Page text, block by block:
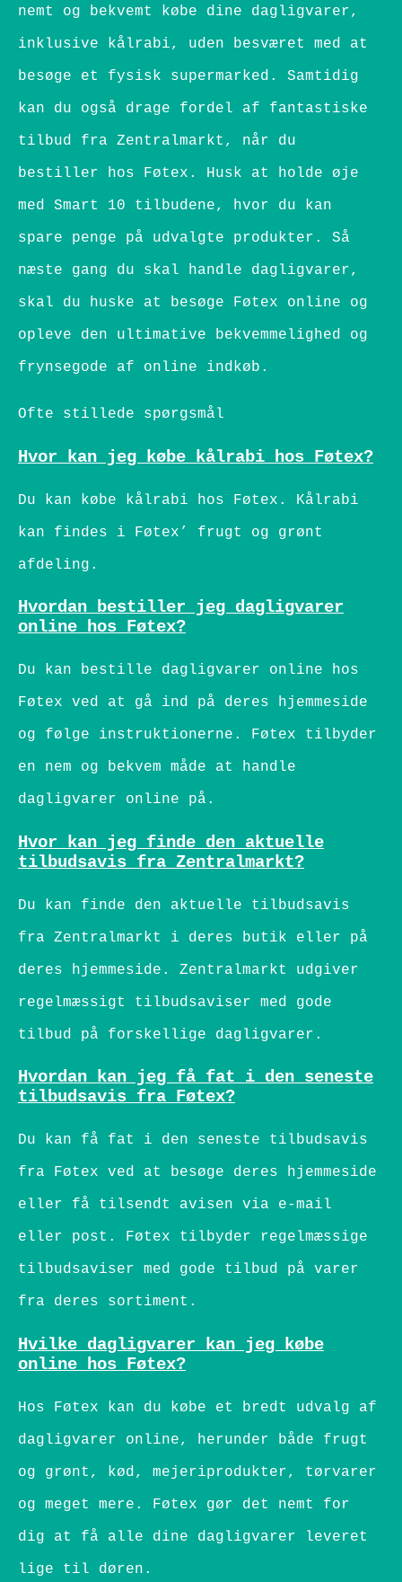
nemt og bekvemt købe dine dagligvarer,
inklusive kålrabi, uden besværet med at
besøge et fysisk supermarked. Samtidig
kan du også drage fordel af fantastiske
tilbud fra Zentralmarkt, når du
bestiller hos Føtex. Husk at holde øje
med Smart 10 tilbudene, hvor du kan
spare penge på udvalgte produkter. Så
næste gang du skal handle dagligvarer,
skal du huske at besøge Føtex online og
opleve den ultimative bekvemmelighed og
frynsegode af online indkøb.
Ofte stillede spørgsmål
Hvor kan jeg købe kålrabi hos Føtex?
Du kan købe kålrabi hos Føtex. Kålrabi
kan findes i Føtex’ frugt og grønt
afdeling.
Hvordan bestiller jeg dagligvarer
online hos Føtex?
Du kan bestille dagligvarer online hos
Føtex ved at gå ind på deres hjemmeside
og følge instruktionerne. Føtex tilbyder
en nem og bekvem måde at handle
dagligvarer online på.
Hvor kan jeg finde den aktuelle
tilbudsavis fra Zentralmarkt?
Du kan finde den aktuelle tilbudsavis
fra Zentralmarkt i deres butik eller på
deres hjemmeside. Zentralmarkt udgiver
regelmæssigt tilbudsaviser med gode
tilbud på forskellige dagligvarer.
Hvordan kan jeg få fat i den seneste
tilbudsavis fra Føtex?
Du kan få fat i den seneste tilbudsavis
fra Føtex ved at besøge deres hjemmeside
eller få tilsendt avisen via e-mail
eller post. Føtex tilbyder regelmæssige
tilbudsaviser med gode tilbud på varer
fra deres sortiment.
Hvilke dagligvarer kan jeg købe
online hos Føtex?
Hos Føtex kan du købe et bredt udvalg af
dagligvarer online, herunder både frugt
og grønt, kød, mejeriprodukter, tørvarer
og meget mere. Føtex gør det nemt for
dig at få alle dine dagligvarer leveret
lige til døren.